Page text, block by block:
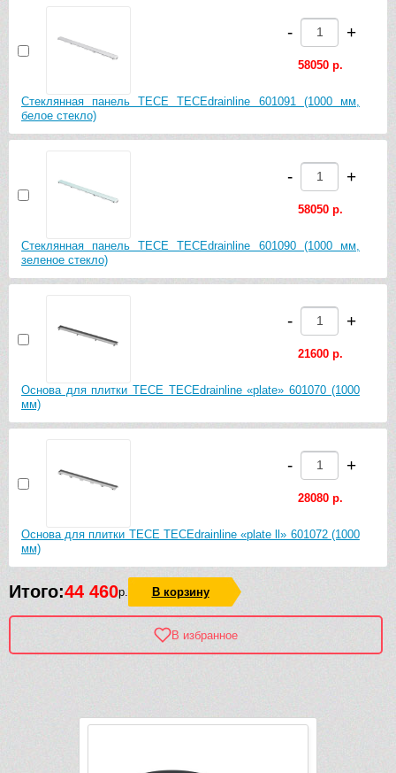
Стеклянная панель TECE TECEdrainline 601091 (1000 мм,
белое стекло)
- +
58050 р.
Стеклянная панель TECE TECEdrainline 601090 (1000 мм,
зеленое стекло)
- +
58050 р.
Основа для плитки TECE TECEdrainline «plate» 601070 (1000
мм)
- +
21600 р.
Основа для плитки TECE TECEdrainline «plate ll» 601072 (1000
мм)
- +
28080 р.
Итого:44 460р. В корзину
В избранное